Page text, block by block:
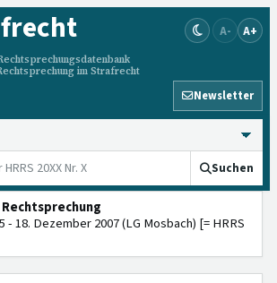
im Strafrecht
A- A+
Newsletter
Suchen
Rechtsprechung
- 18. Dezember 2007 (LG Mosbach) [= HRRS